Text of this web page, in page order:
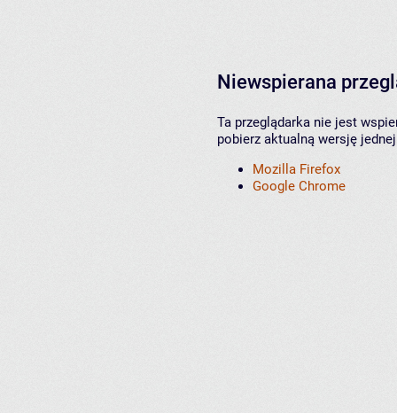
Niewspierana
Ta przeglądarka nie jest
pobierz aktualną wersję
Mozilla Firefox
Google Chrome